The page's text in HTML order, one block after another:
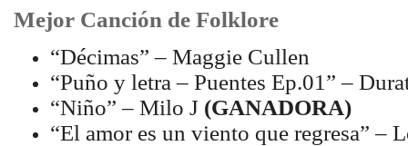
Mejor Canción de Folklore
“Décimas” – Maggie Cullen
“Puño y letra – Puentes Ep.01” –
“Niño” – Milo J (GANADORA)
“El amor es un viento que regresa” –